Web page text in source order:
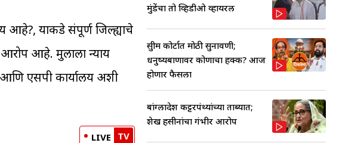
आहे?, याकडे संपूर्ण जिल्ह्याचे
आरोप आहे. मुलाला न्याय
आणि एसपी कार्यालय अशी
LIVE TV
मुंडेंचा तो व्हिडीओ व्हायरल
सुप्रीम कोर्टात मोठी सुनावणी;
धनुष्यबाणावर कोणाचा हक्क? आज
होणार फैसला
बांग्लादेश कट्टरपंथ्यांच्या ताब्यात;
शेख हसीनांचा गंभीर आरोप